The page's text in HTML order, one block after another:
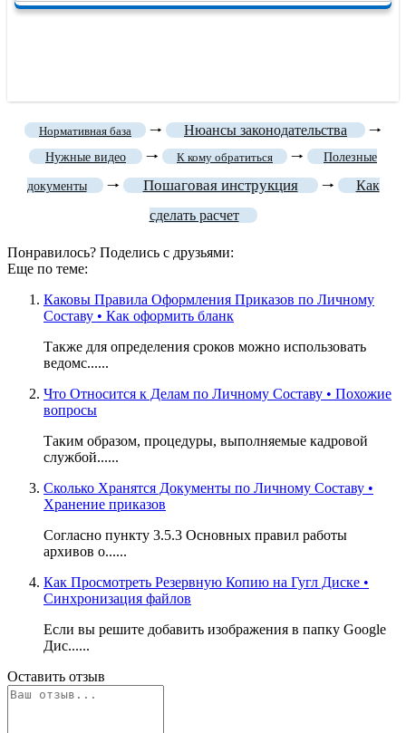
Нормативная база 🠒 Нюансы законодательства 🠒
Нужные видео 🠒 К кому обратиться 🠒 Полезные
документы 🠒 Пошаговая инструкция 🠒
Как
сделать расчет
Понравилось? Поделись с друзьями:
Еще по теме:
Каковы Правила Оформления Приказов по Личному
Составу • Как оформить бланк
Также для определения сроков можно использовать
ведомс......
Что Относится к Делам по Личному Составу • Похожие
вопросы
Таким образом, процедуры, выполняемые кадровой
службой......
Сколько Хранятся Документы по Личному Составу •
Хранение приказов
Согласно пункту 3.5.3 Основных правил работы
архивов о......
Как Просмотреть Резервную Копию на Гугл Диске •
Синхронизация файлов
Если вы решите добавить изображения в папку Google
Дис......
Оставить отзыв